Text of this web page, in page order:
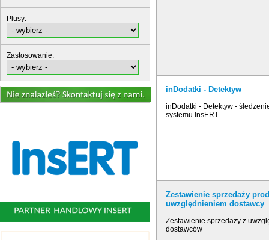
Plusy:
Zastosowanie:
inDodatki - Detektyw
inDodatki - Detektyw -
systemu InsERT
Zestawienie sprzedaży
uwzględnieniem dostawcy
Zestawienie sprzedaży z
dostawców